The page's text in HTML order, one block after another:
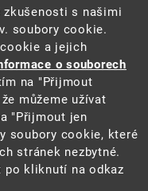
kB)
s našimi
soubory cookie.
a jejich
o souborech
na "Přijmout
můžeme užívat
"Přijmout jen
soubory cookie, které
stránek nezbytné.
po kliknutí na odkaz